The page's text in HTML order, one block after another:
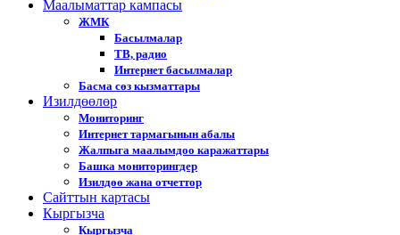
Маалыматтар кампасы
ЖМК
Басылмалар
ТВ, радио
Интернет басылмалар
Басма сөз кызматтары
Изилдөөлөр
Мониторинг
Интернет тармагынын абалы
Жалпыга маалымдоо каражаттары
Башка мониторингдер
Изилдөө жана отчеттор
Cайттын картасы
Кыргызча
Кыргызча